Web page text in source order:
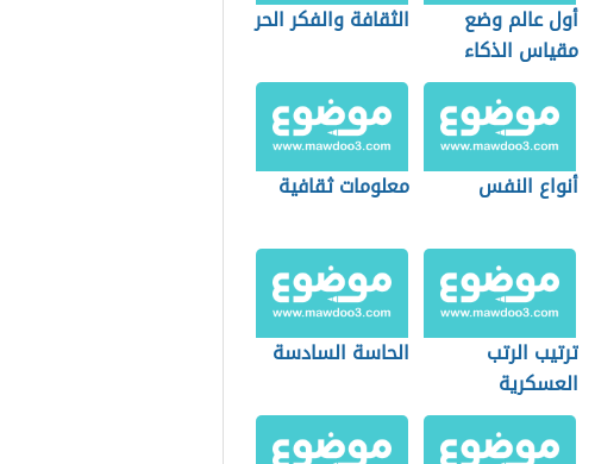
أول عالم وضع
مقياس الذكاء
الثقافة والفكر الحر
أنواع النفس معلومات ثقافية
ترتيب الرتب
العسكرية
الحاسة السادسة